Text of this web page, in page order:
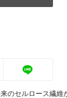
のセルロース繊